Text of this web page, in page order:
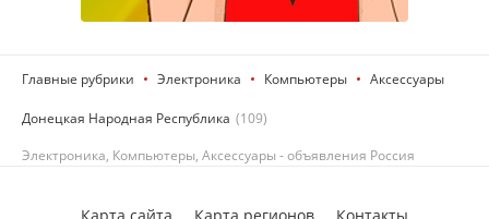
Главные рубрики Электроника Компьютеры Аксессуары
Донецкая Народная Республика (109)
Электроника, Компьютеры, Аксессуары - объявления Россия